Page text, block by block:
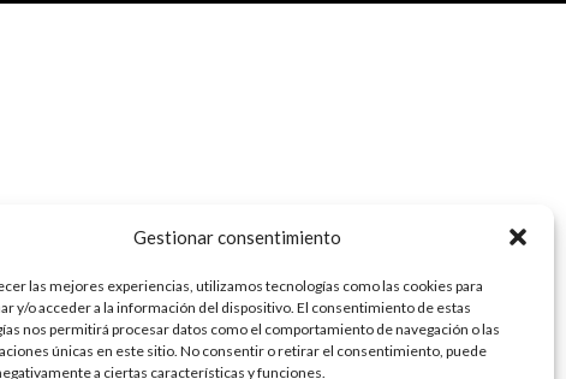
Gestionar consentimiento
las mejores experiencias, utilizamos tecnologías como las cookies para
y/o acceder a la información del dispositivo. El consentimiento de estas
nos permitirá procesar datos como el comportamiento de navegación o las
únicas en este sitio. No consentir o retirar el consentimiento, puede
a ciertas características y funciones.